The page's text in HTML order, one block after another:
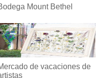
Mount Bethel
de vacaciones de